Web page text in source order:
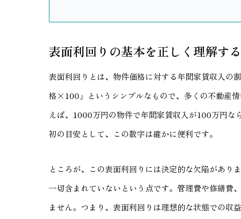
表面利回りの基本を正しく理解する
表面利回りとは、物件価格に対する年間家賃収入
格×100」というシンプルなもので、多くの不動産
えば、1000万円の物件で年間家賃収入が100万円
初の目安として、この数字は確かに便利です。
ところが、この表面利回りには決定的な欠陥があり
一切含まれていないという点です。管理費や修繕費
ません。つまり、表面利回りは理想的な状態での収